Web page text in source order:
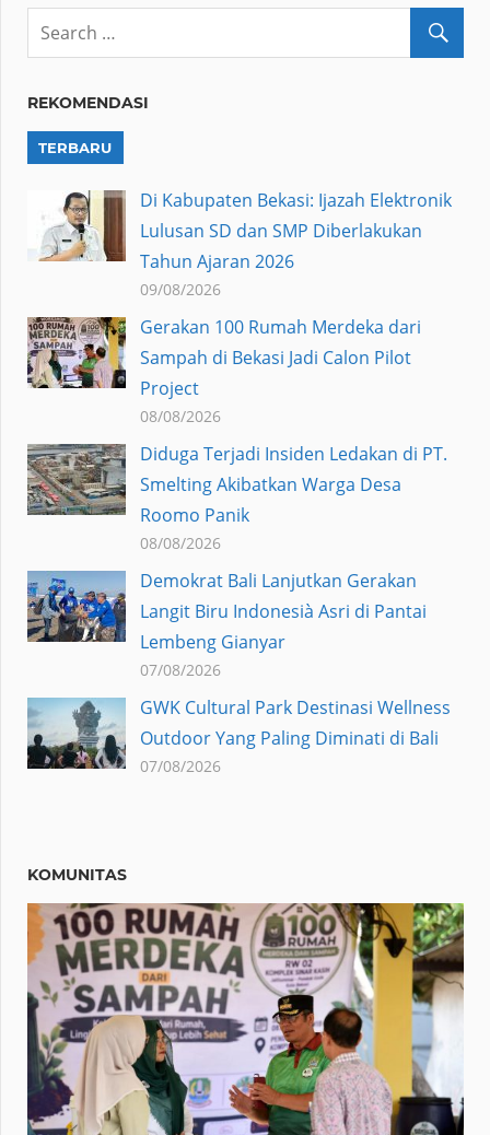
REKOMENDASI
TERBARU
Di Kabupaten Bekasi: Ijazah Elektronik
Lulusan SD dan SMP Diberlakukan
Tahun Ajaran 2026
09/08/2026
Gerakan 100 Rumah Merdeka dari
Sampah di Bekasi Jadi Calon Pilot
Project
08/08/2026
Diduga Terjadi Insiden Ledakan di PT.
Smelting Akibatkan Warga Desa
Roomo Panik
08/08/2026
Demokrat Bali Lanjutkan Gerakan
Langit Biru Indonesià Asri di Pantai
Lembeng Gianyar
07/08/2026
GWK Cultural Park Destinasi Wellness
Outdoor Yang Paling Diminati di Bali
07/08/2026
KOMUNITAS